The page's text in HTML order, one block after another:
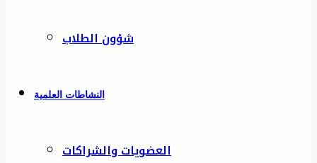
شؤون الطلاب
النشاطات العلمية
العضويات والشراكات